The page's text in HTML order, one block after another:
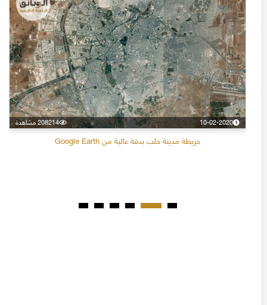
10-02-2020 208214 مشاهدة
خريطة مدينة حلب بدقة عالية من Google Earth